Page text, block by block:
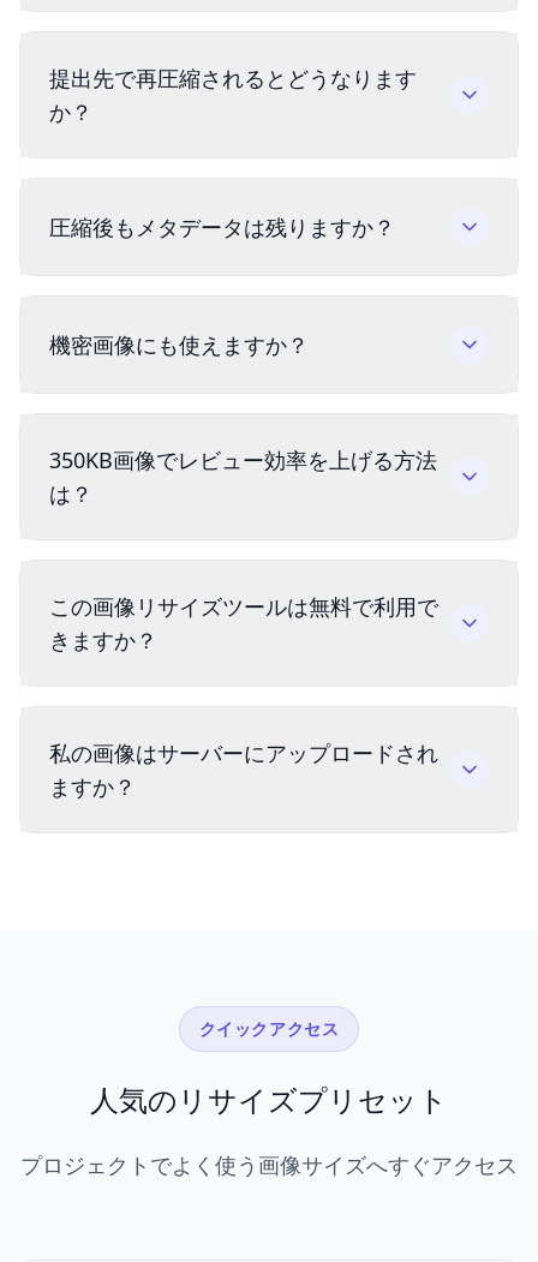
提出先で再圧縮されるとどうなります
か？
圧縮後もメタデータは残りますか？
機密画像にも使えますか？
350KB画像でレビュー効率を上げる方法
は？
この画像リサイズツールは無料で利用で
きますか？
私の画像はサーバーにアップロードされ
ますか？
クイックアクセス
人気のリサイズプリセット
プロジェクトでよく使う画像サイズへすぐアクセス